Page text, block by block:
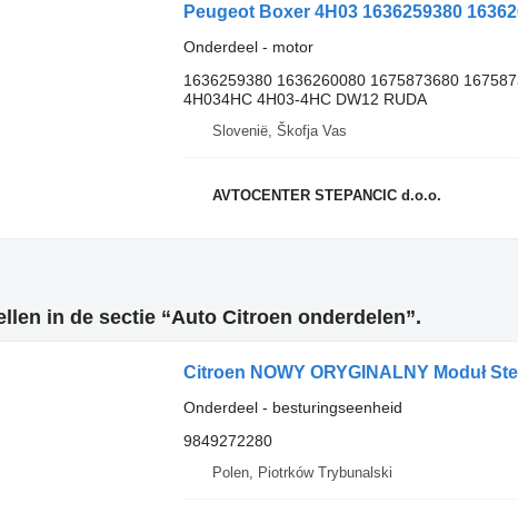
Onderdeel - motor
1636259380 1636260080 1675873680
4H034HC 4H03-4HC DW12 RUDA
Slovenië, Škofja Vas
AVTOCENTER STEPANCIC d.o.o.
in de sectie “Auto Citroen onderdelen”.
Onderdeel - besturingseenheid
9849272280
Polen, Piotrków Trybunalski